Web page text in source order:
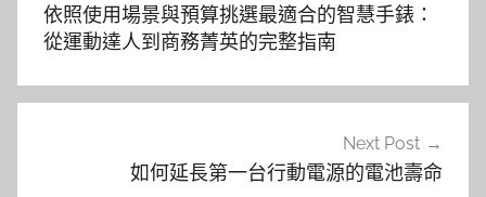
導
覽
依照使用場景與預算挑選最適合的智慧手錶：
從運動達人到商務菁英的完整指南
Next Post
如何延長第一台行動電源的電池壽命